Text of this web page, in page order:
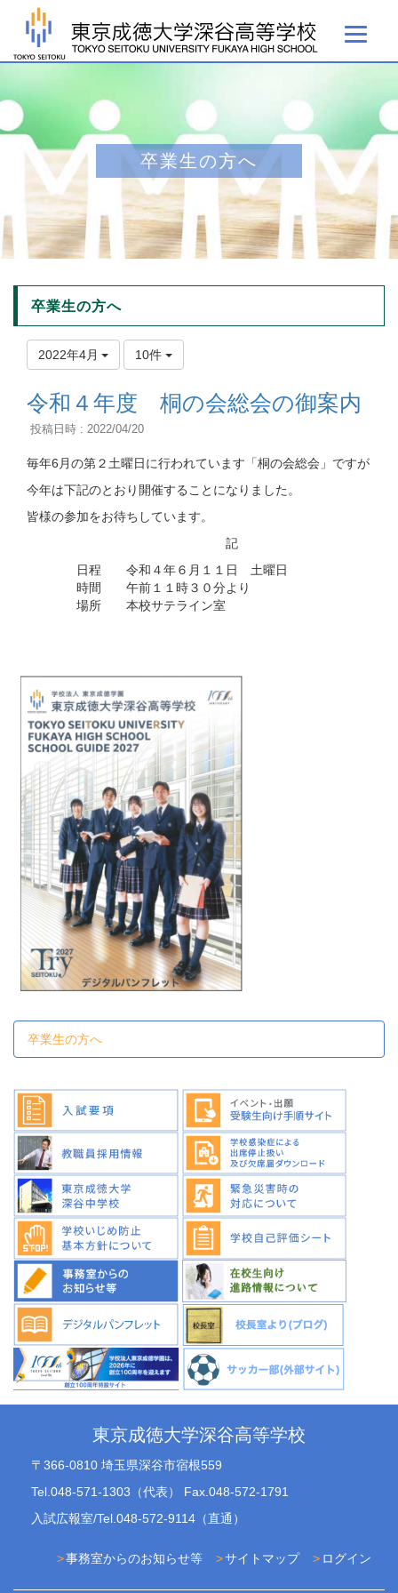
卒業生の方へ
卒業生の方へ
2022年4月 10件
令和４年度 桐の会総会の御案内
投稿日時 : 2022/04/20
毎年6月の第２土曜日に行われています「桐の会総会」ですが
今年は下記のとおり開催することになりました。
皆様の参加をお待ちしています。
記
日程 令和４年６月１１日 土曜日
時間 午前１１時３０分より
場所 本校サテライン室
卒業生の方へ
東京成徳大学深谷高等学校
〒366-0810 埼玉県深谷市宿根559
Tel.048-571-1303（代表） Fax.048-572-1791
入試広報室/Tel.048-572-9114（直通）
ログイン
サイトマップ
事務室からのお知らせ等